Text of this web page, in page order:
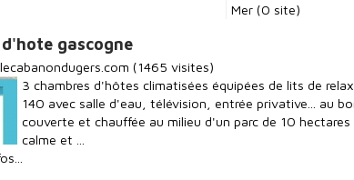
Mer (0 site)
gascogne
(1465 visites)
3 chambres d'hôtes climatisées équipées de lits de
140 avec salle d'eau, télévision, entrée privative... au
couverte et chauffée au milieu d'un parc de 10
calme et ...